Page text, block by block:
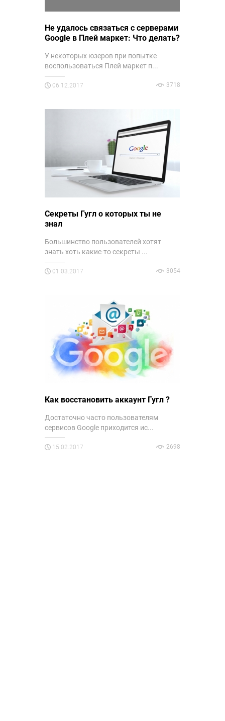
Не удалось связаться с серверами
Google в Плей маркет: Что делать?
У некоторых юзеров при попытке
воспользоваться Плей маркет п...
06.12.2017 3718
Cекреты Гугл о которых ты не
знал
Большинство пользователей хотят
знать хоть какие-то секреты ...
01.03.2017 3054
Как восстановить аккаунт Гугл ?
Достаточно часто пользователям
сервисов Google приходится ис...
15.02.2017 2698